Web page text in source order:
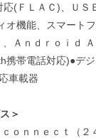
(ＦＬＡＣ)、ＵＳ
オ機能、スマート
Ａｎｄｒｏｉｄ
携帯電話対応)●デ
車載器
＞
ｏｎｎｅｃｔ（２